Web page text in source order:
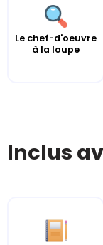
Le chef-d'oeuvre
à la loupe
Inclus